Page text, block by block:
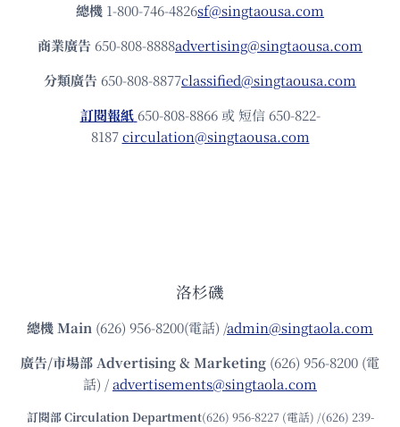
總機 1-800-746-4826sf@singtaousa.com
商業廣告 650-808-8888advertising@singtaousa.com
分類廣告 650-808-8877classified@singtaousa.com
訂閱報紙 650-808-8866 或 短信 650-822-
8187circulation@singtaousa.com
洛杉磯
總機Main (626) 956-8200(電話) /admin@singtaola.com
廣告/市場部Advertising & Marketing (626) 956-8200 (電
話) /advertisements@singtaola.com
訂閱部 Circulation Department(626) 956-8227 (電話) /(626) 239-